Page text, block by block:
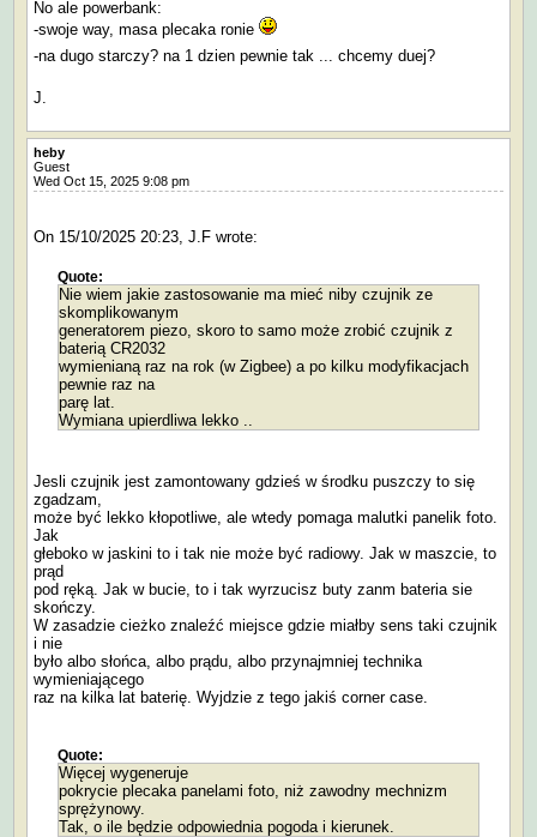
No ale powerbank:
-swoje way, masa plecaka ronie
-na dugo starczy? na 1 dzien pewnie tak ... chcemy duej?
J.
heby
Guest
Wed Oct 15, 2025 9:08 pm
On 15/10/2025 20:23, J.F wrote:
Quote:
Nie wiem jakie zastosowanie ma mieć niby czujnik ze
skomplikowanym
generatorem piezo, skoro to samo może zrobić czujnik z
baterią CR2032
wymienianą raz na rok (w Zigbee) a po kilku modyfikacjach
pewnie raz na
parę lat.
Wymiana upierdliwa lekko ..
Jesli czujnik jest zamontowany gdzieś w środku puszczy to się
zgadzam,
może być lekko kłopotliwe, ale wtedy pomaga malutki panelik foto.
Jak
głeboko w jaskini to i tak nie może być radiowy. Jak w maszcie, to
prąd
pod ręką. Jak w bucie, to i tak wyrzucisz buty zanm bateria sie
skończy.
W zasadzie cieżko znaleźć miejsce gdzie miałby sens taki czujnik
i nie
było albo słońca, albo prądu, albo przynajmniej technika
wymieniającego
raz na kilka lat baterię. Wyjdzie z tego jakiś corner case.
Quote:
Więcej wygeneruje
pokrycie plecaka panelami foto, niż zawodny mechnizm
sprężynowy.
Tak, o ile będzie odpowiednia pogoda i kierunek.